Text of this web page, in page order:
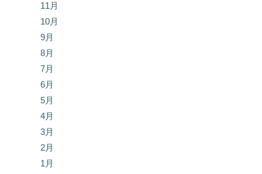
11月
10月
9月
8月
7月
6月
5月
4月
3月
2月
1月